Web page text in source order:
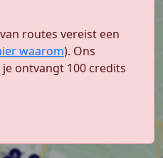
routes vereist een
waarom). Ons
ontvangt 100 credits